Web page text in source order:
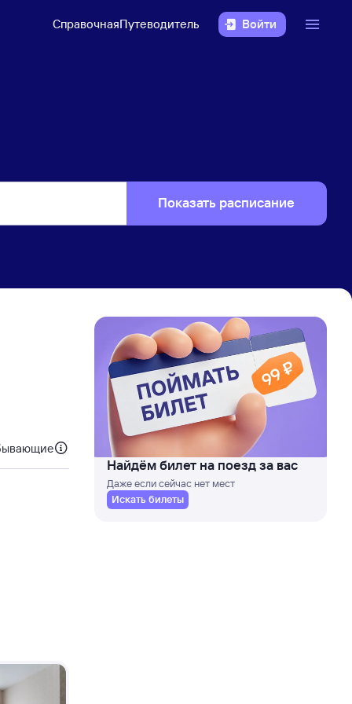
СправочнаяПутеводитель Войти
Показать расписание
Найдём билет на поезд за вас
Даже если сейчас нет мест
Искать билеты